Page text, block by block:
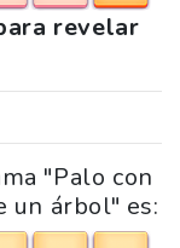
revelar
"Palo con
un árbol" es: